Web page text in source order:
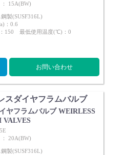
15A(BW)
製(SUSF316L)
：0.6
150 最低使用温度(℃)：0
お問い合わせ
スダイヤフラムバルブ
ヤフラムバルブ WEIRLESS
VALVES
20A(BW)
製(SUSF316L)